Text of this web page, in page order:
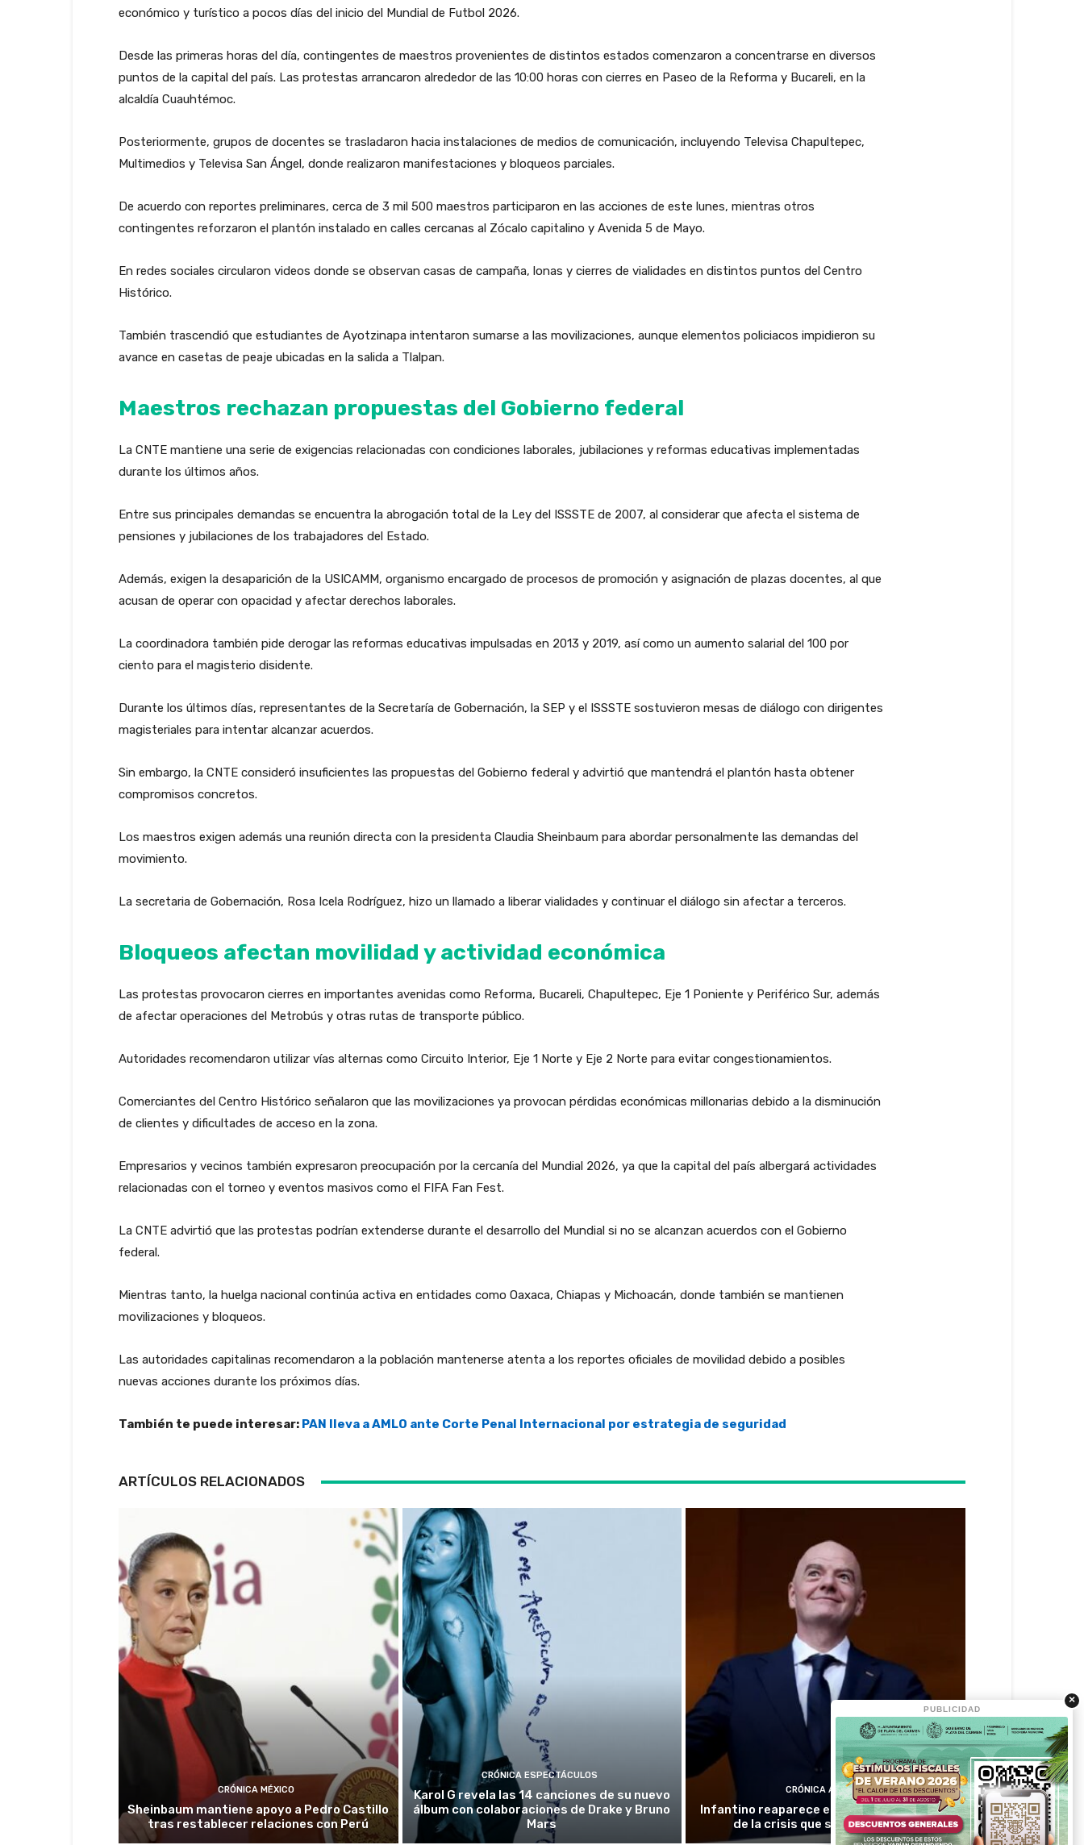
económico y turístico a pocos días del inicio del Mundial de Futbol 2026.
Desde las primeras horas del día, contingentes de maestros provenientes de distintos estados comenzaron a concentrarse en diversos
puntos de la capital del país. Las protestas arrancaron alrededor de las 10:00 horas con cierres en Paseo de la Reforma y Bucareli, en la
alcaldía Cuauhtémoc.
Posteriormente, grupos de docentes se trasladaron hacia instalaciones de medios de comunicación, incluyendo Televisa Chapultepec,
Multimedios y Televisa San Ángel, donde realizaron manifestaciones y bloqueos parciales.
De acuerdo con reportes preliminares, cerca de 3 mil 500 maestros participaron en las acciones de este lunes, mientras otros
contingentes reforzaron el plantón instalado en calles cercanas al Zócalo capitalino y Avenida 5 de Mayo.
En redes sociales circularon videos donde se observan casas de campaña, lonas y cierres de vialidades en distintos puntos del Centro
Histórico.
También trascendió que estudiantes de Ayotzinapa intentaron sumarse a las movilizaciones, aunque elementos policiacos impidieron su
avance en casetas de peaje ubicadas en la salida a Tlalpan.
Maestros rechazan propuestas del Gobierno federal
La CNTE mantiene una serie de exigencias relacionadas con condiciones laborales, jubilaciones y reformas educativas implementadas
durante los últimos años.
Entre sus principales demandas se encuentra la abrogación total de la Ley del ISSSTE de 2007, al considerar que afecta el sistema de
pensiones y jubilaciones de los trabajadores del Estado.
Además, exigen la desaparición de la USICAMM, organismo encargado de procesos de promoción y asignación de plazas docentes, al que
acusan de operar con opacidad y afectar derechos laborales.
La coordinadora también pide derogar las reformas educativas impulsadas en 2013 y 2019, así como un aumento salarial del 100 por
ciento para el magisterio disidente.
Durante los últimos días, representantes de la Secretaría de Gobernación, la SEP y el ISSSTE sostuvieron mesas de diálogo con dirigentes
magisteriales para intentar alcanzar acuerdos.
Sin embargo, la CNTE consideró insuficientes las propuestas del Gobierno federal y advirtió que mantendrá el plantón hasta obtener
compromisos concretos.
Los maestros exigen además una reunión directa con la presidenta Claudia Sheinbaum para abordar personalmente las demandas del
movimiento.
La secretaria de Gobernación, Rosa Icela Rodríguez, hizo un llamado a liberar vialidades y continuar el diálogo sin afectar a terceros.
Bloqueos afectan movilidad y actividad económica
Las protestas provocaron cierres en importantes avenidas como Reforma, Bucareli, Chapultepec, Eje 1 Poniente y Periférico Sur, además
de afectar operaciones del Metrobús y otras rutas de transporte público.
Autoridades recomendaron utilizar vías alternas como Circuito Interior, Eje 1 Norte y Eje 2 Norte para evitar congestionamientos.
Comerciantes del Centro Histórico señalaron que las movilizaciones ya provocan pérdidas económicas millonarias debido a la disminución
de clientes y dificultades de acceso en la zona.
Empresarios y vecinos también expresaron preocupación por la cercanía del Mundial 2026, ya que la capital del país albergará actividades
relacionadas con el torneo y eventos masivos como el FIFA Fan Fest.
La CNTE advirtió que las protestas podrían extenderse durante el desarrollo del Mundial si no se alcanzan acuerdos con el Gobierno
federal.
Mientras tanto, la huelga nacional continúa activa en entidades como Oaxaca, Chiapas y Michoacán, donde también se mantienen
movilizaciones y bloqueos.
Las autoridades capitalinas recomendaron a la población mantenerse atenta a los reportes oficiales de movilidad debido a posibles
nuevas acciones durante los próximos días.
También te puede interesar: PAN lleva a AMLO ante Corte Penal Internacional por estrategia de seguridad
ARTÍCULOS RELACIONADOS
CRÓNICA MÉXICO
Sheinbaum mantiene apoyo a Pedro Castillo
tras restablecer relaciones con Perú
CRÓNICA ESPECTÁCULOS
Karol G revela las 14 canciones de su nuevo
álbum con colaboraciones de Drake y Bruno
Mars
CRÓNICA ACTIVA
Infantino reaparece en Colombia en medio
de la crisis que sacude a la FIFA
×
PUBLICIDAD